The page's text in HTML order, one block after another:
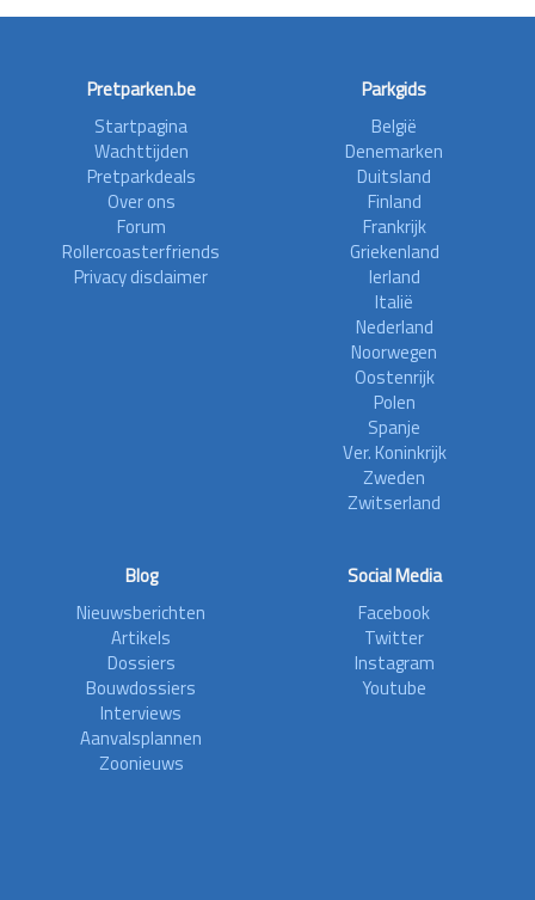
Pretparken.be
Startpagina
Wachttijden
Pretparkdeals
Over ons
Forum
Rollercoasterfriends
Privacy disclaimer
Parkgids
België
Denemarken
Duitsland
Finland
Frankrijk
Griekenland
Ierland
Italië
Nederland
Noorwegen
Oostenrijk
Polen
Spanje
Ver. Koninkrijk
Zweden
Zwitserland
Blog
Nieuwsberichten
Artikels
Dossiers
Bouwdossiers
Interviews
Aanvalsplannen
Zoonieuws
Social Media
Facebook
Twitter
Instagram
Youtube